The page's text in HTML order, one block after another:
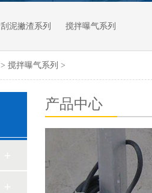
刮泥撇渣系列 搅拌曝气系列
> 搅拌曝气系列 >
产品中心